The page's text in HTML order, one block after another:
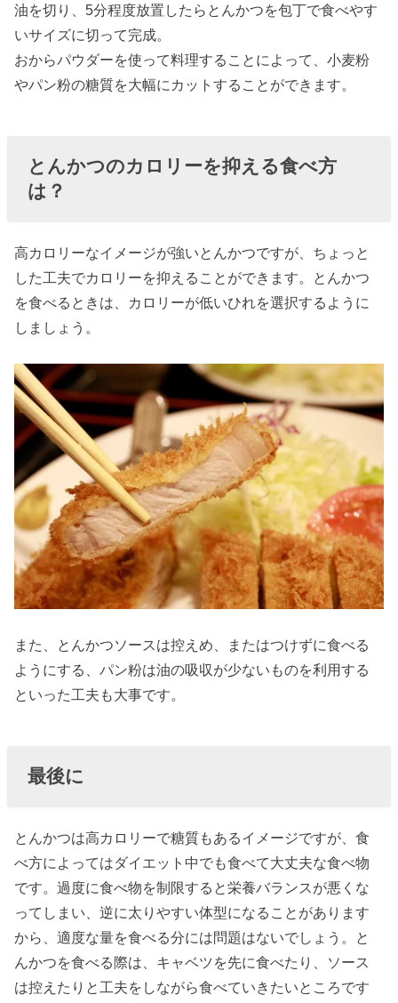
油を切り、5分程度放置したらとんかつを包丁で食べやす
いサイズに切って完成。
おからパウダーを使って料理することによって、小麦粉
やパン粉の糖質を大幅にカットすることができます。
とんかつのカロリーを抑える食べ方
は？
高カロリーなイメージが強いとんかつですが、ちょっと
した工夫でカロリーを抑えることができます。とんかつ
を食べるときは、カロリーが低いひれを選択するように
しましょう。
また、とんかつソースは控えめ、またはつけずに食べる
ようにする、パン粉は油の吸収が少ないものを利用する
といった工夫も大事です。
最後に
とんかつは高カロリーで糖質もあるイメージですが、食
べ方によってはダイエット中でも食べて大丈夫な食べ物
です。過度に食べ物を制限すると栄養バランスが悪くな
ってしまい、逆に太りやすい体型になることがあります
から、適度な量を食べる分には問題はないでしょう。と
んかつを食べる際は、キャベツを先に食べたり、ソース
は控えたりと工夫をしながら食べていきたいところです